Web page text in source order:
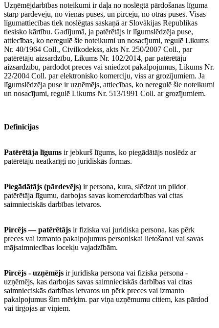
Uzņēmējdarbības noteikumi ir daļa no noslēgtā pārdošanas līguma
starp pārdevēju, no vienas puses, un pircēju, no otras puses. Visas
līgumattiecības tiek noslēgtas saskaņā ar Slovākijas Republikas
tiesisko kārtību. Gadījumā, ja patērētājs ir līgumslēdzēja puse,
attiecības, ko neregulē šie noteikumi un nosacījumi, regulē Likums
Nr. 40/1964 Coll., Civilkodekss, akts Nr. 250/2007 Coll., par
patērētāju aizsardzību, Likums Nr. 102/2014, par patērētāju
aizsardzību, pārdodot preces vai sniedzot pakalpojumus, Likums Nr.
22/2004 Coll. par elektronisko komerciju, viss ar grozījumiem. Ja
līgumslēdzēja puse ir uzņēmējs, attiecības, ko neregulē šie noteikumi
un nosacījumi, regulē Likums Nr. 513/1991 Coll. ar grozījumiem.
Definīcijas
Patērētāja līgums ir jebkurš līgums, ko piegādātājs noslēdz ar
patērētāju neatkarīgi no juridiskās formas.
Piegādātājs (pārdevējs) ir persona, kura, slēdzot un pildot
patērētāja līgumu, darbojas savas komercdarbības vai citas
saimnieciskās darbības ietvaros.
Pircējs — patērētājs ir fiziska vai juridiska persona, kas pērk
preces vai izmanto pakalpojumus personiskai lietošanai vai savas
mājsaimniecības locekļu vajadzībām.
Pircējs - uzņēmējs ir juridiska persona vai fiziska persona -
uzņēmējs, kas darbojas savas saimnieciskās darbības vai citas
saimnieciskās darbības ietvaros un pērk preces vai izmanto
pakalpojumus šim mērķim. par viņa uzņēmumu citiem, kas pārdod
vai tirgojas ar viņiem.